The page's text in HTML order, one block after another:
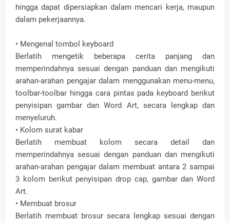
hingga dapat dipersiapkan dalam mencari kerja, maupun
dalam pekerjaannya.
• Mengenal tombol keyboard
Berlatih mengetik beberapa cerita panjang dan
memperindahnya sesuai dengan panduan dan mengikuti
arahan-arahan pengajar dalam menggunakan menu-menu,
toolbar-toolbar hingga cara pintas pada keyboard berikut
penyisipan gambar dan Word Art, secara lengkap dan
menyeluruh.
• Kolom surat kabar
Berlatih membuat kolom secara detail dan
memperindahnya sesuai dengan panduan dan mengikuti
arahan-arahan pengajar dalam membuat antara 2 sampai
3 kolom berikut penyisipan drop cap, gambar dan Word
Art.
• Membuat brosur
Berlatih membuat brosur secara lengkap sesuai dengan